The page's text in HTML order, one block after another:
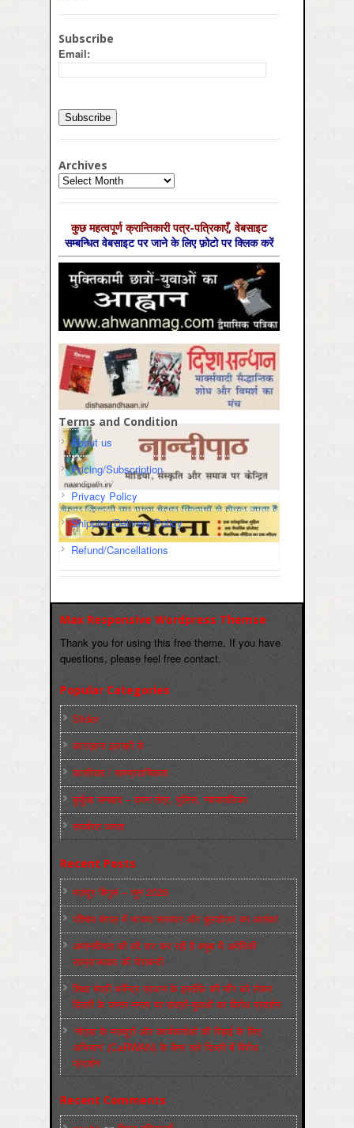
Subscribe
Email:
Archives
Archives
कुछ महत्‍वपूर्ण क्रान्तिकारी पत्र-पत्रिकाएँ, वेबसाइट
सम्‍बन्धित वेबसाइट पर जाने के लिए फ़ोटो पर क्लिक करें
Terms and Condition
About us
Pricing/Subscription
Privacy Policy
Shipping/Delivery Policy
Refund/Cancellations
Max Responsive Wordpress Themse
Thank you for using this free theme. If you have
questions, please feel free contact.
Popular Categories
Slider
कारख़ाना इलाक़ों से
फ़ासीवाद / साम्‍प्रदायिकता
बुर्जुआ जनवाद – दमन तंत्र, पुलिस, न्‍यायपालिका
संघर्षरत जनता
Recent Posts
मज़दूर बिगुल – जून 2026
पश्चिम बंगाल में भाजपा सरकार और बुलडोज़र का आतंक!
अमानवीयता की हदें पार कर रही है क्यूबा में अमेरिकी
साम्राज्यवाद की घेराबन्दी
शिक्षा मंत्री धर्मेन्द्र प्रधान के इस्तीफ़े की माँग को लेकर
दिल्ली के जन्तर-मन्तर पर छात्रों-युवाओं का विरोध प्रदर्शन
‘नोएडा के मज़दूरों और कार्यकर्ताओं की रिहाई के लिए
अभियान’ (CaRWAN) के बैनर तले दिल्ली में विरोध
प्रदर्शन
Recent Comments